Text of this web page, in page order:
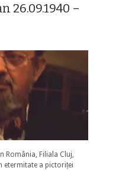
26.09.1940 –
România, Filiala Cluj,
etermitate a pictoriței